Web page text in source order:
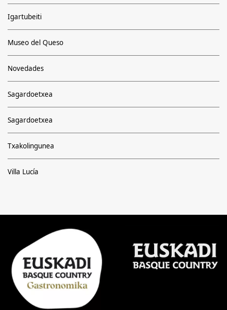
Igartubeiti
Museo del Queso
Novedades
Sagardoetxea
Sagardoetxea
Txakolingunea
Villa Lucía